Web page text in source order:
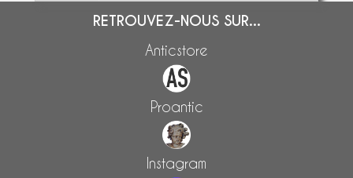
RETROUVEZ-NOUS SUR...
Anticstore
Proantic
Instagram